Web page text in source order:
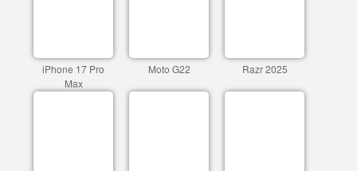
iPhone 17 Pro
Max
Moto G22 Razr 2025